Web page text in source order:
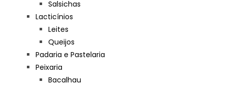
Salsichas
Lacticínios
Leites
Queijos
Padaria e Pastelaria
Peixaria
Bacalhau